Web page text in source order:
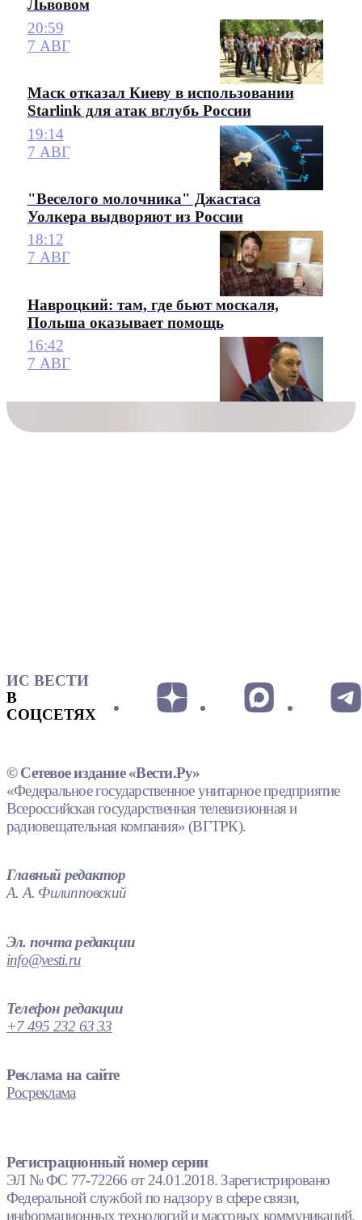
Львовом
20:59
7 АВГ
Маск отказал Киеву в использовании
Starlink для атак вглубь России
19:14
7 АВГ
"Веселого молочника" Джастаса
Уолкера выдворяют из России
18:12
7 АВГ
Навроцкий: там, где бьют москаля,
Польша оказывает помощь
16:42
7 АВГ
ИС ВЕСТИ
В
СОЦСЕТЯХ
© Сетевое издание «Вести.Ру»
«Федеральное государственное унитарное предприятие
Всероссийская государственная телевизионная и
радиовещательная компания» (ВГТРК).
Главный редактор
А. А. Филипповский
Эл. почта редакции
info@vesti.ru
Телефон редакции
+7 495 232 63 33
Реклама на сайте
Росреклама
Регистрационный номер серии
ЭЛ № ФС 77-72266 от 24.01.2018. Зарегистрировано
Федеральной службой по надзору в сфере связи,
информационных технологий и массовых коммуникаций.